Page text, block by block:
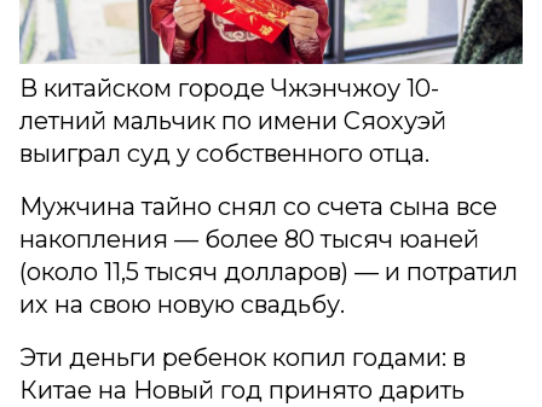
В китайском городе Чжэнчжоу 10-
летний мальчик по имени Сяохуэй
выиграл суд у собственного отца.
Мужчина тайно снял со счета сына все
накопления — более 80 тысяч юаней
(около 11,5 тысяч долларов) — и потратил
их на свою новую свадьбу.
Эти деньги ребенок копил годами: в
Китае на Новый год принято дарить